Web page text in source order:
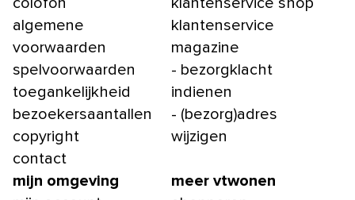
colofon
algemene
voorwaarden
spelvoorwaarden
toegankelijkheid
bezoekersaantallen
copyright
contact
klantenservice shop
klantenservice
magazine
- bezorgklacht
indienen
- (bezorg)adres
wijzigen
mijn omgeving
meer vtwonen